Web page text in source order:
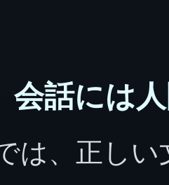
会話には
は、正し